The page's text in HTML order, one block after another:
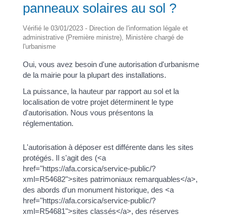
panneaux solaires au sol ?
Vérifié le 03/01/2023 - Direction de l'information légale et
administrative (Première ministre), Ministère chargé de
l'urbanisme
Oui, vous avez besoin d'une autorisation d'urbanisme
de la mairie pour la plupart des installations.
La puissance, la hauteur par rapport au sol et la
localisation de votre projet déterminent le type
d'autorisation. Nous vous présentons la
réglementation.
L'autorisation à déposer est différente dans les sites
protégés. Il s'agit des (<a
href="https://afa.corsica/service-public/?
xml=R54682">sites patrimoniaux remarquables</a>,
des abords d'un monument historique, des <a
href="https://afa.corsica/service-public/?
xml=R54681">sites classés</a>, des réserves